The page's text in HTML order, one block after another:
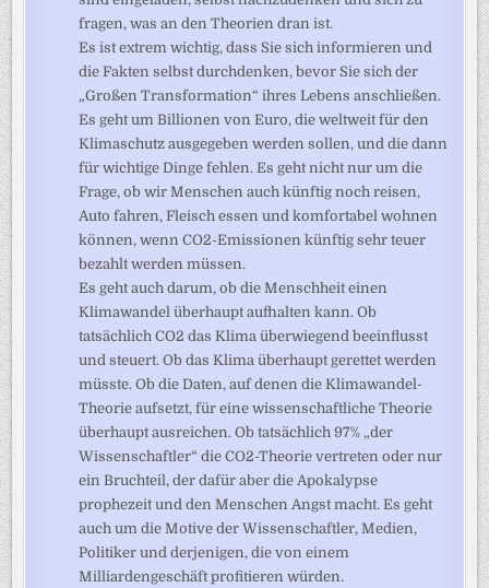
fragen, was an den Theorien dran ist.
Es ist extrem wichtig, dass Sie sich informieren und
die Fakten selbst durchdenken, bevor Sie sich der
„Großen Transformation“ ihres Lebens anschließen.
Es geht um Billionen von Euro, die weltweit für den
Klimaschutz ausgegeben werden sollen, und die dann
für wichtige Dinge fehlen. Es geht nicht nur um die
Frage, ob wir Menschen auch künftig noch reisen,
Auto fahren, Fleisch essen und komfortabel wohnen
können, wenn CO2-Emissionen künftig sehr teuer
bezahlt werden müssen.
Es geht auch darum, ob die Menschheit einen
Klimawandel überhaupt aufhalten kann. Ob
tatsächlich CO2 das Klima überwiegend beeinflusst
und steuert. Ob das Klima überhaupt gerettet werden
müsste. Ob die Daten, auf denen die Klimawandel-
Theorie aufsetzt, für eine wissenschaftliche Theorie
überhaupt ausreichen. Ob tatsächlich 97% „der
Wissenschaftler“ die CO2-Theorie vertreten oder nur
ein Bruchteil, der dafür aber die Apokalypse
prophezeit und den Menschen Angst macht. Es geht
auch um die Motive der Wissenschaftler, Medien,
Politiker und derjenigen, die von einem
Milliardengeschäft profitieren würden.